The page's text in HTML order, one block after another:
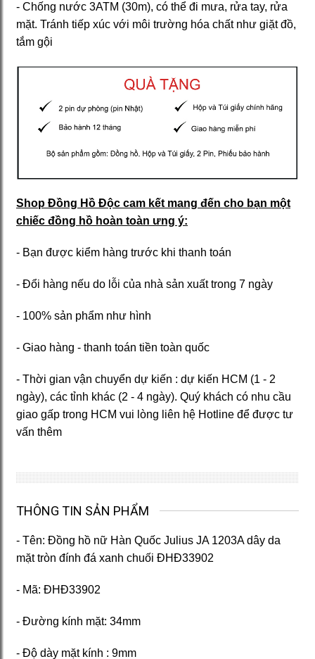
- Chống nước 3ATM (30m), có thể đi mưa, rửa tay, rửa
mặt. Tránh tiếp xúc với môi trường hóa chất như giặt đồ,
tắm gội
Shop Đồng Hồ Độc cam kết mang đến cho bạn một
chiếc đồng hồ hoàn toàn ưng ý:
- Bạn được kiểm hàng trước khi thanh toán
- Đổi hàng nếu do lỗi của nhà sản xuất trong 7 ngày
- 100% sản phẩm như hình
- Giao hàng - thanh toán tiền toàn quốc
- Thời gian vận chuyển dự kiến : dự kiến HCM (1 - 2
ngày), các tỉnh khác (2 - 4 ngày). Quý khách có nhu cầu
giao gấp trong HCM vui lòng liên hệ Hotline để được tư
vấn thêm
THÔNG TIN SẢN PHẨM
- Tên: Đồng hồ nữ Hàn Quốc Julius JA 1203A dây da
mặt tròn đính đá xanh chuối ĐHĐ33902
- Mã: ĐHĐ33902
- Đường kính mặt: 34mm
- Độ dày mặt kính : 9mm